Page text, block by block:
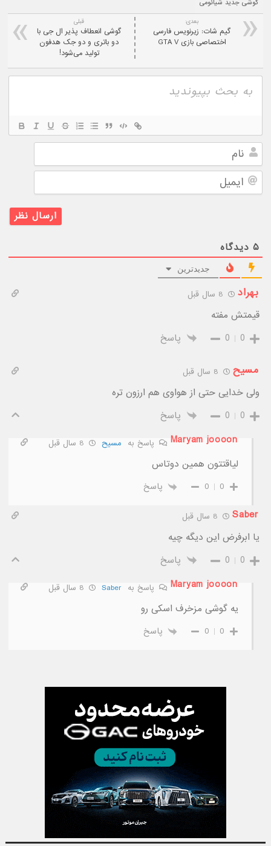
گوشی جدید شیائومی
قبلی
گوشی انعطاف پذیر ال جی با
دو باتری و دو جک هدفون
تولید می‌شود!
بعدی:
گیم شات: زیرنویس فارسی
اختصاصی بازی GTA V
ایمیل
۵ دیدگاه
جدیدترین
بهراد
قیمتش مفته
0
0 پاسخ
مسیح
ولی خدایی حتی از هواوی هم ارزون تره
0
0
پاسخ
Maryam joooon
پاسخ به مسیح 8 سال قبل
لیاقتتون همین دوتاس
0
0 پاسخ
Saber
یا ابرفرض این دیگه چیه
0
0
پاسخ
Maryam joooon
پاسخ به Saber 8 سال قبل
یه گوشی مزخرف اسکی رو
0
0 پاسخ